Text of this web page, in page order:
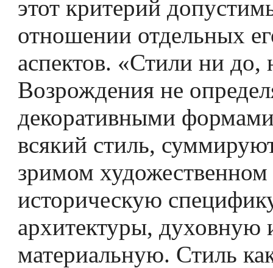
этот критерий
отношении отдельных
аспектов. «Стили ни до,
Возрождения не
декоративными
всякий стиль,
зримом художественном
историческую
архитектуры, духовную
материальную. Стиль